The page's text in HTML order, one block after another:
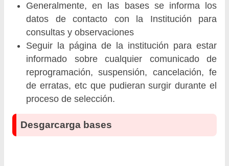
Generalmente, en las bases se informa los
datos de contacto con la Institución para
consultas y observaciones
Seguir la página de la institución para estar
informado sobre cualquier comunicado de
reprogramación, suspensión, cancelación, fe
de erratas, etc que pudieran surgir durante el
proceso de selección.
Desgarcarga bases